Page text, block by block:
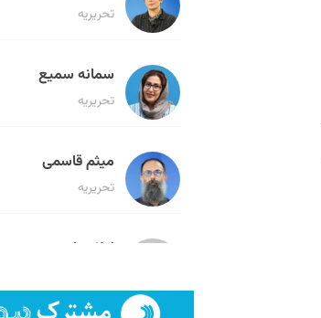
تحریریه
سمانه سمیع
تحریریه
میثم قاسمی
تحریریه
لیلا حنارود